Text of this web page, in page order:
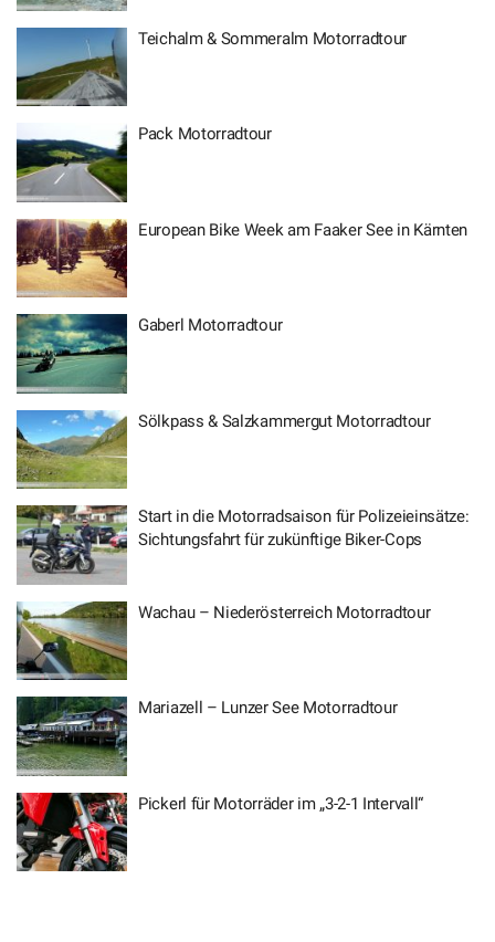
Teichalm & Sommeralm Motorradtour
Pack Motorradtour
European Bike Week am Faaker See in Kärnten
Gaberl Motorradtour
Sölkpass & Salzkammergut Motorradtour
Start in die Motorradsaison für Polizeieinsätze:
Sichtungsfahrt für zukünftige Biker-Cops
Wachau – Niederösterreich Motorradtour
Mariazell – Lunzer See Motorradtour
Pickerl für Motorräder im „3-2-1 Intervall“